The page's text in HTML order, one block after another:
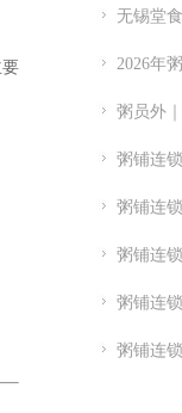
无锡堂
2026年
员外开店怎
粥员外
粥铺连
粥铺加盟
粥铺连
优质连锁粥
粥铺连
析连锁开店
粥铺连
指南-粥员
粥铺连